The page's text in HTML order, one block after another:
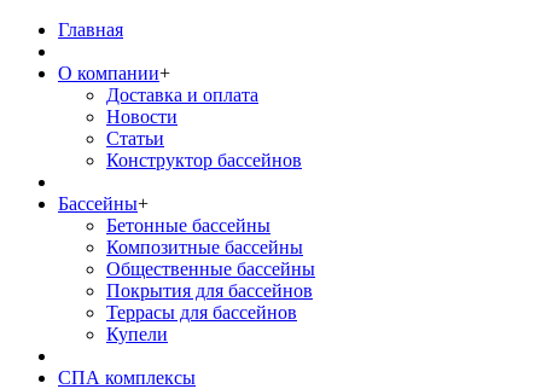
Главная
О компании+
Доставка и оплата
Новости
Статьи
Конструктор бассейнов
Бассейны+
Бетонные бассейны
Композитные бассейны
Общественные бассейны
Покрытия для бассейнов
Террасы для бассейнов
Купели
СПА комплексы